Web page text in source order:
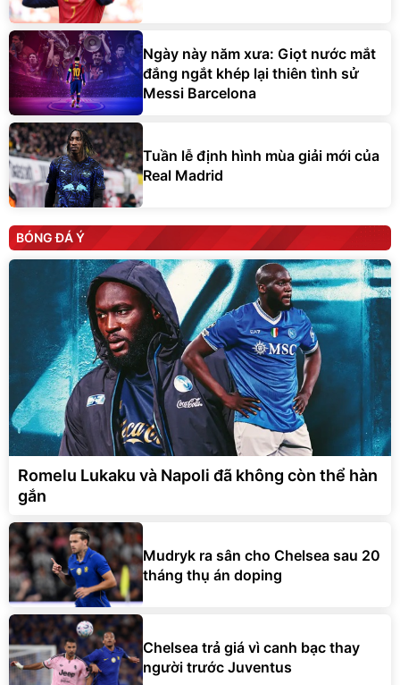
Ngày này năm xưa: Giọt nước mắt
đắng ngắt khép lại thiên tình sử
Messi Barcelona
Tuần lễ định hình mùa giải mới của
Real Madrid
BÓNG ĐÁ Ý
Romelu Lukaku và Napoli đã không còn thể hàn
gắn
Mudryk ra sân cho Chelsea sau 20
tháng thụ án doping
Chelsea trả giá vì canh bạc thay
người trước Juventus